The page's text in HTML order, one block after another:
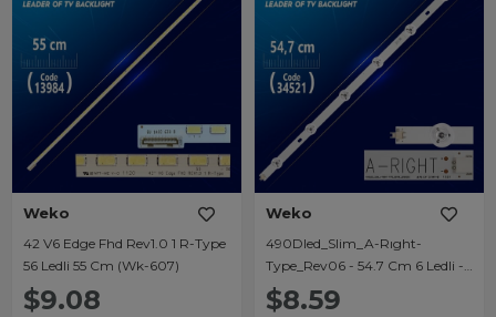
Weko
42 V6 Edge Fhd Rev1.0 1 R-Type
56 Ledli 55 Cm (Wk-607)
$9.08
Weko
490Dled_Slim_A-Rıght-
Type_Rev06 - 54.7 Cm 6 Ledli -
(Wk-74)
$8.59